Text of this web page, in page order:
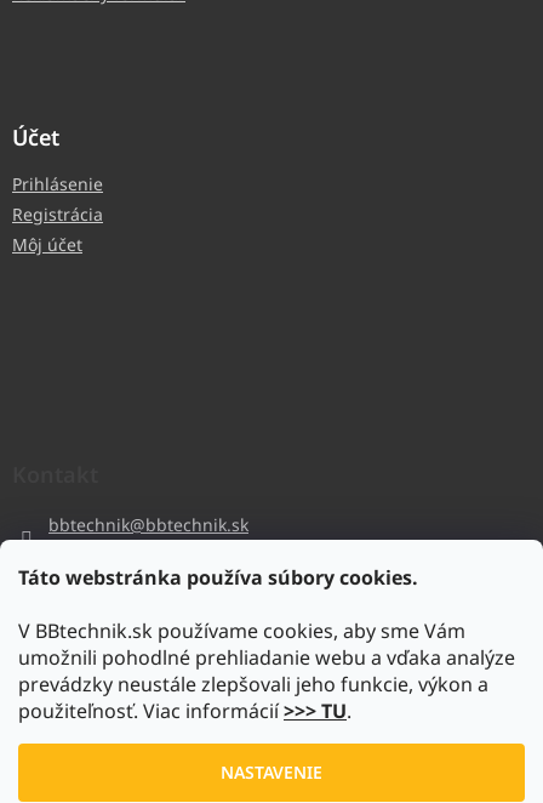
Táto webstránka používa súbory cookies.
V BBtechnik.sk používame cookies, aby sme Vám
umožnili pohodlné prehliadanie webu a vďaka analýze
prevádzky neustále zlepšovali jeho funkcie, výkon a
použiteľnosť. Viac informácií>>> TU.
NASTAVENIE
Účet
Prihlásenie
Registrácia
Môj účet
bbtechnik@bbtechnik.sk
bbtechnik
https://www.youtube.com/@bb-techniks.r.o.7746